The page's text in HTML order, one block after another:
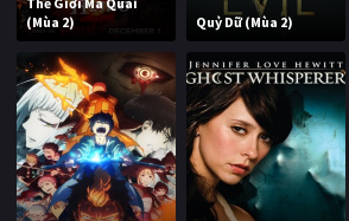
(Mùa 2)
Quỷ Dữ (Mùa 2)